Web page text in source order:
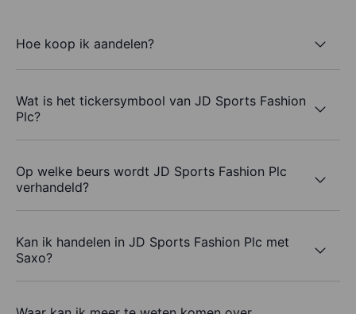
Hoe koop ik aandelen?
Wat is het tickersymbool van JD Sports Fashion
Plc?
Op welke beurs wordt JD Sports Fashion Plc
verhandeld?
Kan ik handelen in JD Sports Fashion Plc met
Saxo?